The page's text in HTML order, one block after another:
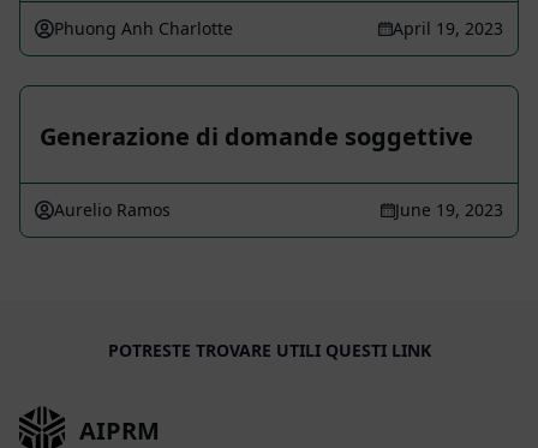
Phuong Anh Charlotte April 19, 2023
Generazione di domande soggettive
Aurelio Ramos June 19, 2023
POTRESTE TROVARE UTILI QUESTI LINK
AIPRM